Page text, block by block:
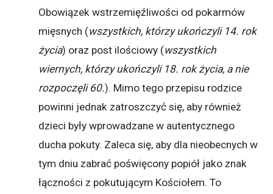
Obowiązek wstrzemięźliwości od pokarmów
mięsnych (wszystkich, którzy ukończyli 14. rok
życia) oraz post ilościowy (wszystkich
wiernych, którzy ukończyli 18. rok życia, a nie
rozpoczęli 60.). Mimo tego przepisu rodzice
powinni jednak zatroszczyć się, aby również
dzieci były wprowadzane w autentycznego
ducha pokuty. Zaleca się, aby dla nieobecnych w
tym dniu zabrać poświęcony popiół jako znak
łączności z pokutującym Kościołem. To